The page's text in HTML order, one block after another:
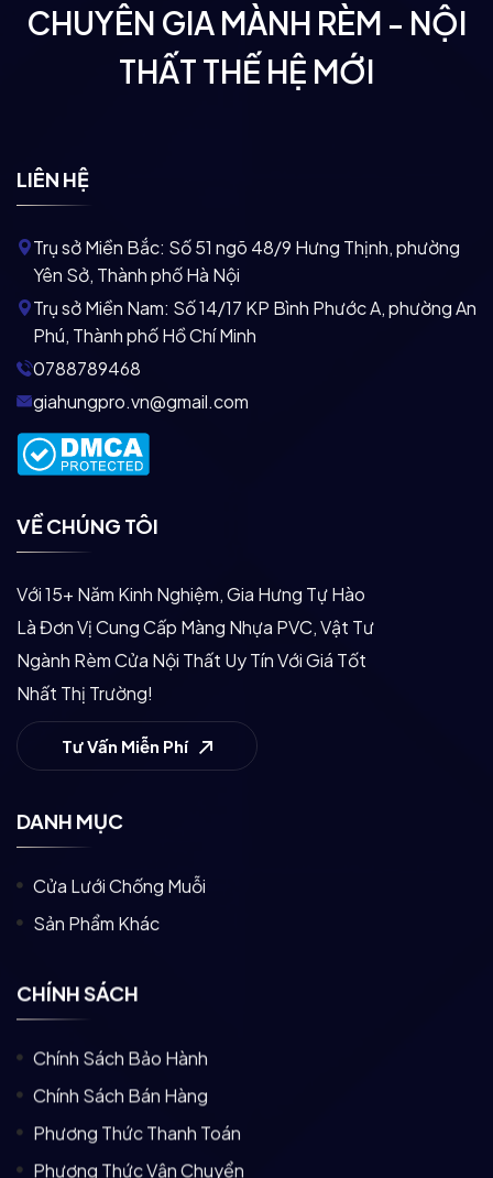
CHUYÊN GIA MÀNH RÈM - NỘI
THẤT THẾ HỆ MỚI
LIÊN HỆ
Trụ sở Miền Bắc: Số 51 ngõ 48/9 Hưng Thịnh, phường
Yên Sở, Thành phố Hà Nội
Trụ sở Miền Nam: Số 14/17 KP Bình Phước A, phường An
Phú, Thành phố Hồ Chí Minh
0788789468
giahungpro.vn@gmail.com
VỀ CHÚNG TÔI
Với 15+ Năm Kinh Nghiệm, Gia Hưng Tự Hào
Là Đơn Vị Cung Cấp Màng Nhựa PVC, Vật Tư
Ngành Rèm Cửa Nội Thất Uy Tín Với Giá Tốt
Nhất Thị Trường!
Tư Vấn Miễn Phí
DANH MỤC
Cửa Lưới Chống Muỗi
Sản Phẩm Khác
CHÍNH SÁCH
Chính Sách Bảo Hành
Chính Sách Bán Hàng
Phương Thức Thanh Toán
Phương Thức Vận Chuyển